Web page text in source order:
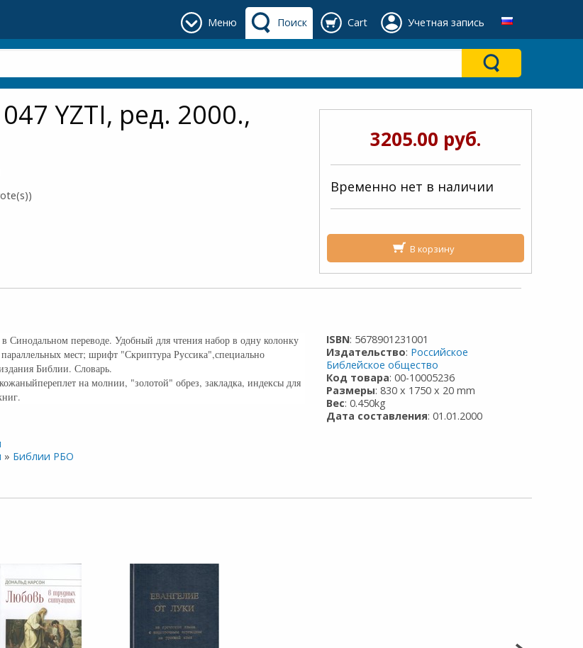
Меню Поиск Cart Учетная запись
YZTI, ред. 2000.,
3205.00 руб.
Временно нет в наличии
В корзину
Синодальном переводе. Удобный для чтения набор в одну колонку
параллельных мест; шрифт "Скриптура Руссика",специально
Библии. Словарь.
на молнии, "золотой" обрез, закладка, индексы для
» Библии РБО
ISBN: 5678901231001
Издательство: Российское
Библейское общество
Код товара: 00-10005236
Размеры: 830 x 1750 x 20 mm
Вес: 0.450kg
Дата составления: 01.01.2000